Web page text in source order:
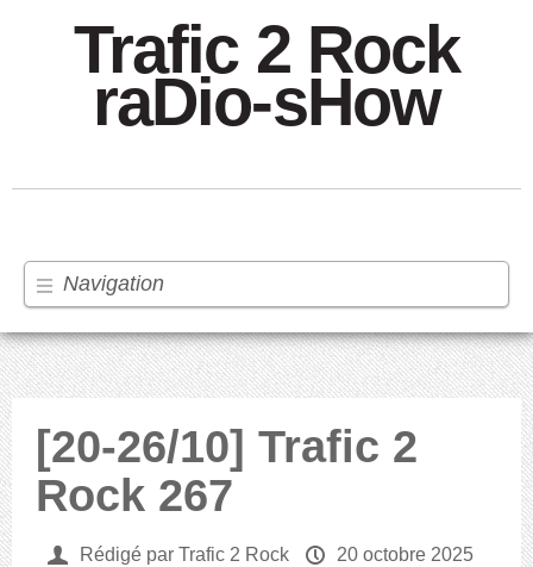
Trafic 2 Rock
raDio-sHow
Navigation
[20-26/10] Trafic 2
Rock 267
U Rédigé par Trafic 2 Rock P 20 octobre 2025